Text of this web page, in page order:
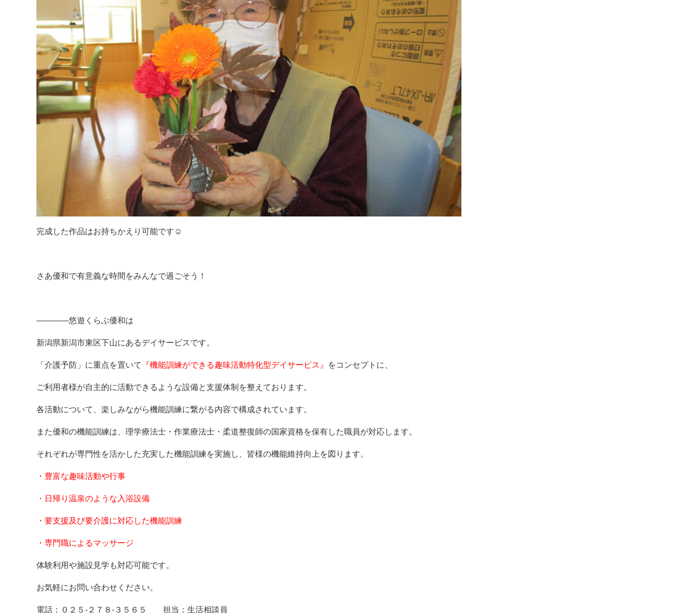
完成した作品はお持ちかえり可能です☺
さあ優和で有意義な時間をみんなで過ごそう！
————悠遊くらぶ優和は
新潟県新潟市東区下山にあるデイサービスです。
「介護予防」に重点を置いて 『機能訓練ができる趣味活動特化型デイサービス』 をコンセプトに、
ご利用者様が自主的に活動できるような設備と支援体制を整えております。
各活動について、楽しみながら機能訓練に繋がる内容で構成されています。
また優和の機能訓練は、理学療法士・作業療法士・柔道整復師の国家資格を保有した職員が対応します。
それぞれが専門性を活かした充実した機能訓練を実施し、皆様の機能維持向上を図ります。
・豊富な趣味活動や行事
・日帰り温泉のような入浴設備
・要支援及び要介護に対応した機能訓練
・専門職によるマッサージ
体験利用や施設見学も対応可能です。
お気軽にお問い合わせください。
電話：０２５-２７８-３５６５ 担当：生活相談員